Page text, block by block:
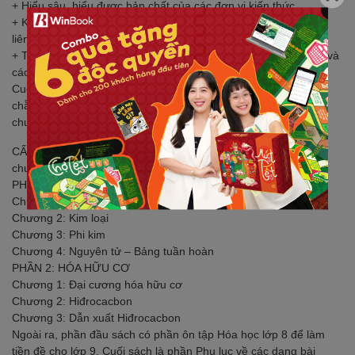
+ Hiểu sâu, hiểu được bản chất của các đơn vị kiến thức
+ Kiến thức mang tính hệ thống, có sự logic giữa các nội dung
liên quan
+ Tổng hợp đầy đủ các dạng bài thường xuất hiện trong đề thi và
các công thức áp dụng.
Cuốn sách Chinh phục kì thi vào 10 chuyên môn Hóa học chắc
chẵn sẽ giúp các em học sinh lớp 9 vượt “Vũ Môn” vào 10 khối
chuyên Hóa thành công.
CẤU TRÚC CUỐN SÁCH: Cuốn sách Chinh phục kì thi vào 10
chuyên môn Hóa học gồm 2 phần.
PHẦN 1: HÓA VÔ CƠ
Chương 1: Các hợp chất vô cơ
Chương 2: Kim loại
Chương 3: Phi kim
Chương 4: Nguyên tử – Bảng tuần hoàn
PHẦN 2: HÓA HỮU CƠ
Chương 1: Đại cương hóa hữu cơ
Chương 2: Hiđrocacbon
Chương 3: Dẫn xuất Hiđrocacbon
Ngoài ra, phần đầu sách có phần ôn tập Hóa học lớp 8 để làm
tiền đề cho lớp 9. Cuối sách là phần Phụ lục về các dạng bài